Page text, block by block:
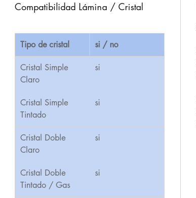
Compatibilidad Lámina / Cristal
Tipo de cristal si / no
Cristal Simple
Claro
si
Cristal Simple
Tintado
si
Cristal Doble
Claro
si
Cristal Doble
Tintado / Gas
si